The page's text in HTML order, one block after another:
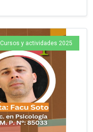
Cursos y actividades 2025